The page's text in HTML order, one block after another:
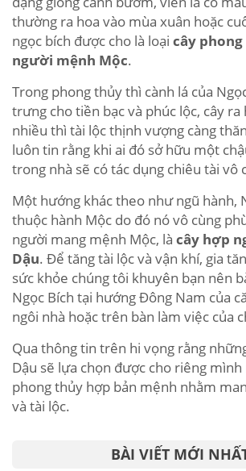
thường ra hoa vào mùa xuân hoặc
ngọc bích được cho là loại cây
người mệnh Mộc.
Trong phong thủy thì cành lá của
trưng cho tiền bạc và phúc lộc, cây ra
nhiều thì tài lộc thịnh vượng càng
luôn tin rằng khi ai đó sở hữu một
trong nhà sẽ có tác dụng chiêu tài vô
Một hướng khác theo như ngũ hành,
thuộc hành Mộc do đó nó vô cùng
người mang mệnh Mộc, là cây hợp
Dậu. Để tăng tài lộc và vận khí, gia
sức khỏe chúng tôi khuyên bạn nên
Ngọc Bích tại hướng Đông Nam của
ngôi nhà hoặc trên bàn làm việc của
Qua thông tin trên hi vọng rằng
Dậu sẽ lựa chọn được cho riêng
phong thủy hợp bản mệnh nhằm
và tài lộc.
BÀI VIẾT MỚI